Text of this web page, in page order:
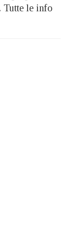
. Tutte le info